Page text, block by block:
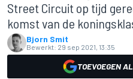
Street Circuit op tijd
komst van de
Bjorn Smit
Bewerkt: 29 sep 2021, 13:35
TOEVOEGEN